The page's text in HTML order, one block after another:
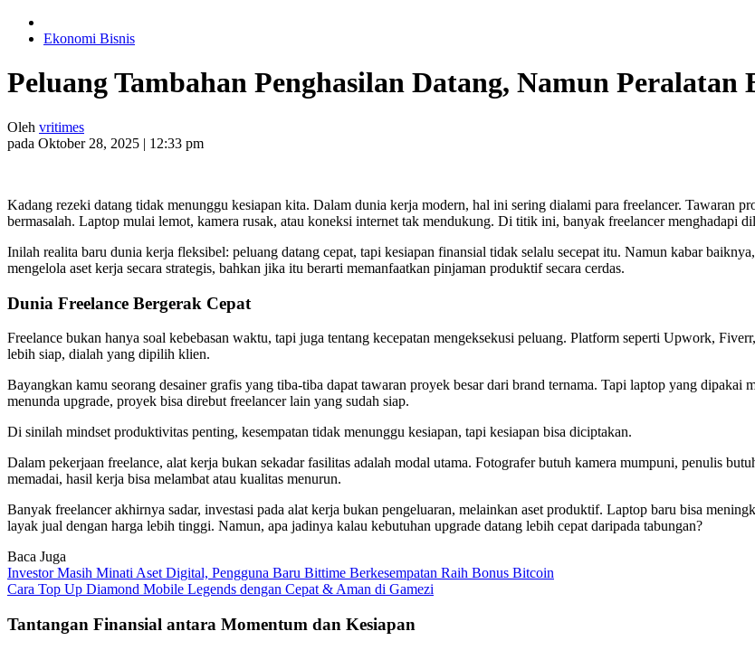
Ekonomi Bisnis
Peluang Tambahan Penghasilan Datang, Namun Peralatan
Oleh vritimes
pada Oktober 28, 2025 | 12:33 pm
Kadang rezeki datang tidak menunggu kesiapan kita. Dalam dunia kerja modern, hal ini sering dialami para freelancer. Tawaran
bermasalah. Laptop mulai lemot, kamera rusak, atau koneksi internet tak mendukung. Di titik ini, banyak freelancer menghadapi
Inilah realita baru dunia kerja fleksibel: peluang datang cepat, tapi kesiapan finansial tidak selalu secepat itu. Namun kabar
mengelola aset kerja secara strategis, bahkan jika itu berarti memanfaatkan pinjaman produktif secara cerdas.
Dunia Freelance Bergerak Cepat
Freelance bukan hanya soal kebebasan waktu, tapi juga tentang kecepatan mengeksekusi peluang. Platform seperti Upwork,
lebih siap, dialah yang dipilih klien.
Bayangkan kamu seorang desainer grafis yang tiba-tiba dapat tawaran proyek besar dari brand ternama. Tapi laptop yang
menunda upgrade, proyek bisa direbut freelancer lain yang sudah siap.
Di sinilah mindset produktivitas penting, kesempatan tidak menunggu kesiapan, tapi kesiapan bisa diciptakan.
Dalam pekerjaan freelance, alat kerja bukan sekadar fasilitas adalah modal utama. Fotografer butuh kamera mumpuni, penulis
memadai, hasil kerja bisa melambat atau kualitas menurun.
Banyak freelancer akhirnya sadar, investasi pada alat kerja bukan pengeluaran, melainkan aset produktif. Laptop baru bisa
layak jual dengan harga lebih tinggi. Namun, apa jadinya kalau kebutuhan upgrade datang lebih cepat daripada tabungan?
Baca Juga
Investor Masih Minati Aset Digital, Pengguna Baru Bittime Berkesempatan Raih Bonus Bitcoin
Cara Top Up Diamond Mobile Legends dengan Cepat & Aman di Gamezi
Tantangan Finansial antara Momentum dan Kesiapan